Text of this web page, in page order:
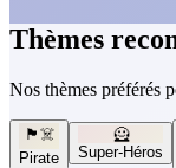
Thèmes
Nos thèmes préférés
🏴‍☠️
Pirate
🦸
Super-Héros